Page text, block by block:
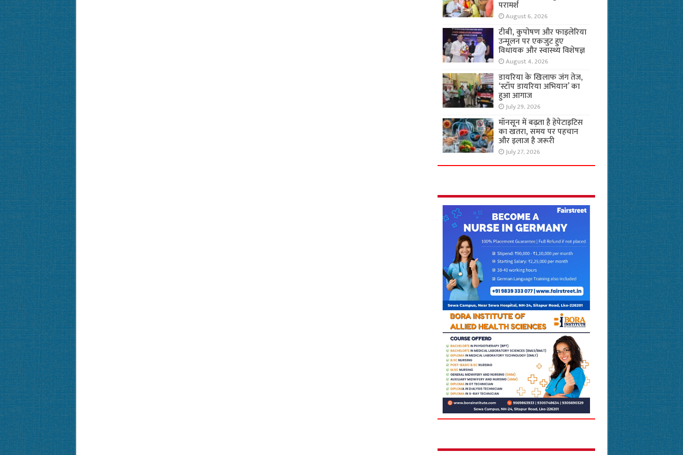
परामर्श
August 6, 2026
टीबी, कुपोषण और फाइलेरिया
उन्मूलन पर एकजुट हुए
विधायक और स्वास्थ्य विशेषज्ञ
August 4, 2026
डायरिया के खिलाफ जंग तेज,
‘स्टॉप डायरिया अभियान’ का
हुआ आगाज
July 29, 2026
मॉनसून में बढ़ता है हेपेटाइटिस
का खतरा, समय पर पहचान
और इलाज है जरूरी
July 27, 2026